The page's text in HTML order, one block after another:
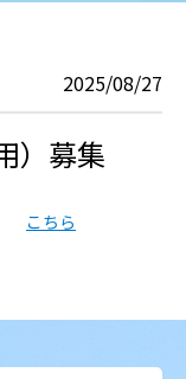
2025/08/27
）募集
こちら